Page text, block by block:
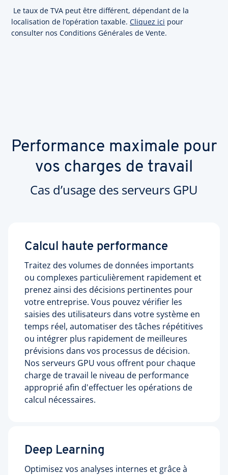
Le taux de TVA peut être différent, dépendant de la
localisation de l’opération taxable. Cliquez ici pour
consulter nos Conditions Générales de Vente.
Performance maximale pour
vos charges de travail
Cas d’usage des serveurs GPU
Calcul haute performance
Traitez des volumes de données importants
ou complexes particulièrement rapidement et
prenez ainsi des décisions pertinentes pour
votre entreprise. Vous pouvez vérifier les
saisies des utilisateurs dans votre système en
temps réel, automatiser des tâches répétitives
ou intégrer plus rapidement de meilleures
prévisions dans vos processus de décision.
Nos serveurs GPU vous offrent pour chaque
charge de travail le niveau de performance
approprié afin d'effectuer les opérations de
calcul nécessaires.
Deep Learning
Optimisez vos analyses internes et grâce à